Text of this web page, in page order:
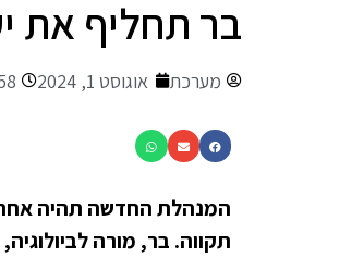
בר תחליף את
מערכת אוגוסט 1, 2024
המנהלת החדשה תהיה